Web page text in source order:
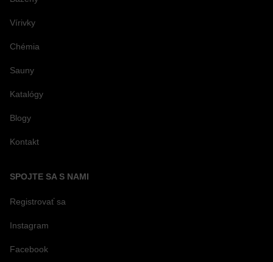
Vírivky
Chémia
Sauny
Katalógy
Blogy
Kontakt
SPOJTE SA S NAMI
Registrovať sa
Instagram
Facebook